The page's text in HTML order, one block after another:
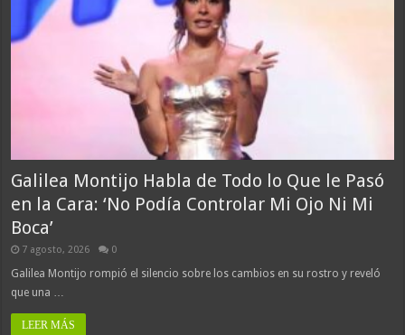
Galilea Montijo Habla de Todo lo Que le Pasó
en la Cara: ‘No Podía Controlar Mi Ojo Ni Mi
Boca’
7 agosto, 2026 0
Galilea Montijo rompió el silencio sobre los cambios en su rostro y reveló
que una …
LEER MÁS